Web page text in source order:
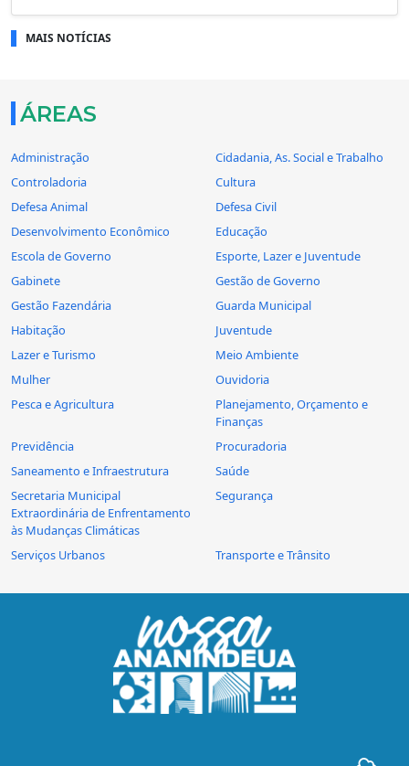
MAIS NOTÍCIAS
ÁREAS
Administração
Cidadania, As. Social e Trabalho
Controladoria
Cultura
Defesa Animal
Defesa Civil
Desenvolvimento Econômico
Educação
Escola de Governo
Esporte, Lazer e Juventude
Gabinete
Gestão de Governo
Gestão Fazendária
Guarda Municipal
Habitação
Juventude
Lazer e Turismo
Meio Ambiente
Mulher
Ouvidoria
Pesca e Agricultura
Planejamento, Orçamento e
Finanças
Previdência
Procuradoria
Saneamento e Infraestrutura
Saúde
Secretaria Municipal
Extraordinária de Enfrentamento
às Mudanças Climáticas
Segurança
Serviços Urbanos Transporte e Trânsito